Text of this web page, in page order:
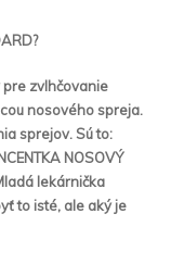
zvlhčovanie
nosového spreja.
sprejov. Sú to:
NOSOVÝ
lekárnička
to isté, ale aký je